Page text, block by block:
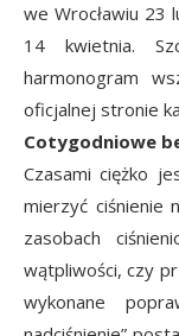
we Wrocławiu 23
14 kwietnia.
harmonogram
oficjalnej stronie
Cotygodniowe
Czasami ciężko
mierzyć ciśnienie
zasobach
wątpliwości, czy
wykonane